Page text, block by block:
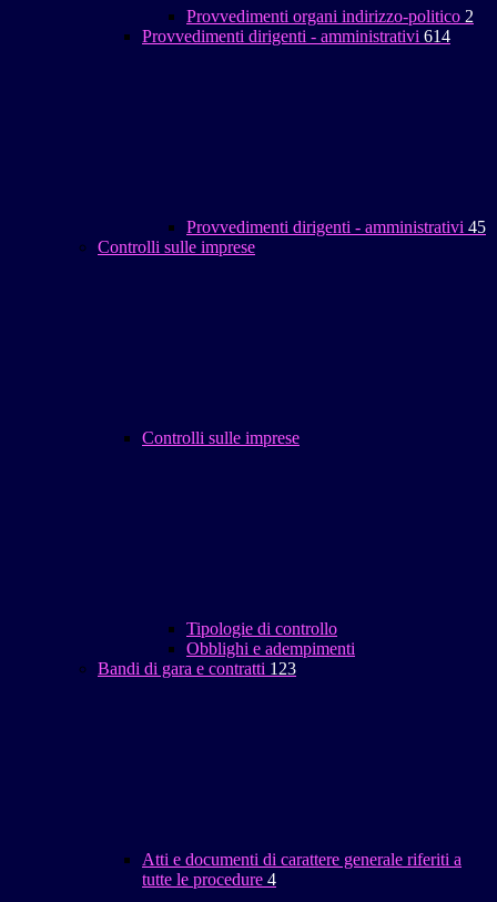
Provvedimenti organi indirizzo-politico 2
Provvedimenti dirigenti - amministrativi 614
Provvedimenti dirigenti - amministrativi 45
Controlli sulle imprese
Controlli sulle imprese
Tipologie di controllo
Obblighi e adempimenti
Bandi di gara e contratti 123
Atti e documenti di carattere generale riferiti a
tutte le procedure 4